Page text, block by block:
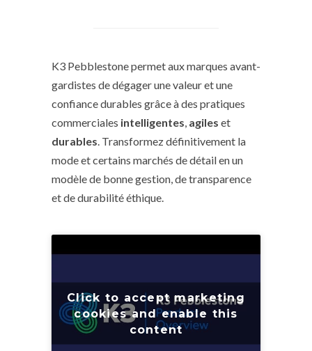
K3 Pebblestone permet aux marques avant-
gardistes de dégager une valeur et une
confiance durables grâce à des pratiques
commerciales intelligentes, agiles et
durables. Transformez définitivement la
mode et certains marchés de détail en un
modèle de bonne gestion, de transparence
et de durabilité éthique.
Click to accept marketing
cookies and enable this
content